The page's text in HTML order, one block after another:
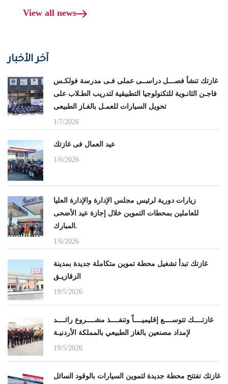
View all news
آخر الأخبار
غازتك تنشأ فصـــل دراســى عملى فـى مدرسة فولكـس
فاجـن الثانـوية للتكنولوجيا التطبيقية لتدريب الطـلاب على
تحويل السيارات للعمـل بالغـاز الطبيعى
1/7/2026
عيد العمال فى غازتك
1/6/2026
زيارات دورية لرئيس مجلس الإدارة والإدارة العليا
للعاملين بمحطات التموين خلال إجازة عيد الأضحى
المبارك.
1/6/2026
غازتك تبدأ تشغيل محطة تموين متكاملة جديدة بمدينة
الزقازيـق
19/5/2026
غازتــــك تتوســــع إقليميــــاً وتنفــــذ مشــــروع رائــــد
لإمداد مصنعين بالغاز الطبيعي بالمملكة الأردنيـة
19/5/2026
غازتك تفتتح محطة جديدة لتموين السيارات بالوقود السائل